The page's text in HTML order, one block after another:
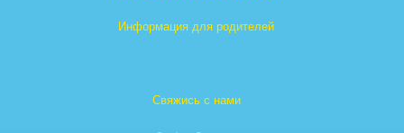
Информация для родителей
Свяжись с нами